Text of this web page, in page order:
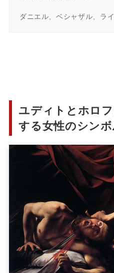
ダニエル、ベシャザル、ラ
ユディトとホロ
する女性のシンボ